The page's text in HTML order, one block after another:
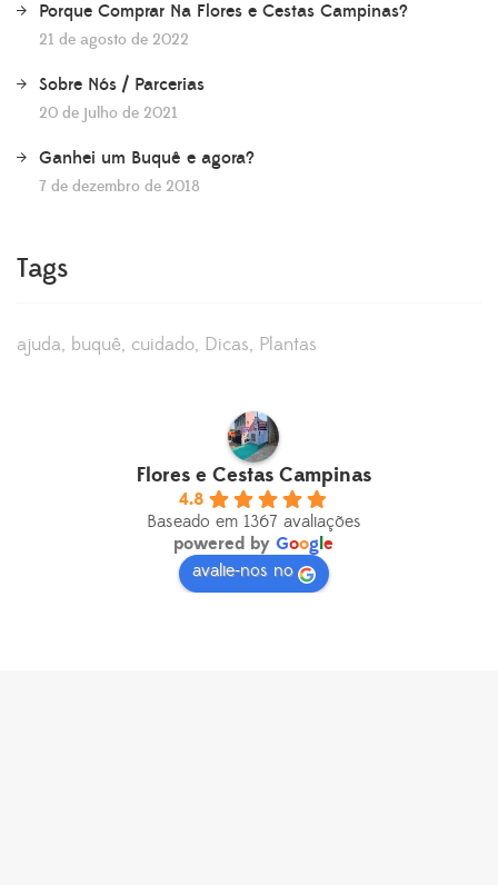
Porque Comprar Na Flores e Cestas Campinas?
21 de agosto de 2022
Sobre Nós / Parcerias
20 de julho de 2021
Ganhei um Buquê e agora?
7 de dezembro de 2018
Tags
ajuda buquê cuidado Dicas Plantas
Flores e Cestas Campinas
4.8
Baseado em 1367 avaliações
powered by Google
avalie-nos no